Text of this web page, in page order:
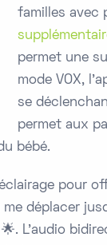
familles avec
permet une
mode VOX,
se
permet aux
bébé.
pour
déplacer
L'audio